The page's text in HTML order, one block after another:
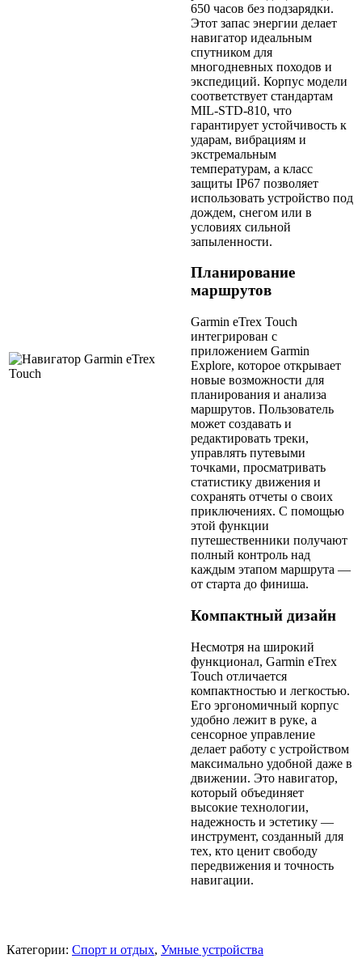
650 часов без подзарядки.
Этот запас энергии делает
навигатор идеальным
спутником для
многодневных походов и
экспедиций. Корпус модели
соответствует стандартам
MIL-STD-810, что
гарантирует устойчивость к
ударам, вибрациям и
экстремальным
температурам, а класс
защиты IP67 позволяет
использовать устройство под
дождем, снегом или в
условиях сильной
запыленности.
Планирование
маршрутов
Garmin eTrex Touch
интегрирован с
приложением Garmin
Explore, которое открывает
новые возможности для
планирования и анализа
маршрутов. Пользователь
может создавать и
редактировать треки,
управлять путевыми
точками, просматривать
статистику движения и
сохранять отчеты о своих
приключениях. С помощью
этой функции
путешественники получают
полный контроль над
каждым этапом маршрута —
от старта до финиша.
Компактный дизайн
Несмотря на широкий
функционал, Garmin eTrex
Touch отличается
компактностью и легкостью.
Его эргономичный корпус
удобно лежит в руке, а
сенсорное управление
делает работу с устройством
максимально удобной даже в
движении. Это навигатор,
который объединяет
высокие технологии,
надежность и эстетику —
инструмент, созданный для
тех, кто ценит свободу
передвижения и точность
навигации.
Категории: Спорт и отдых, Умные устройства